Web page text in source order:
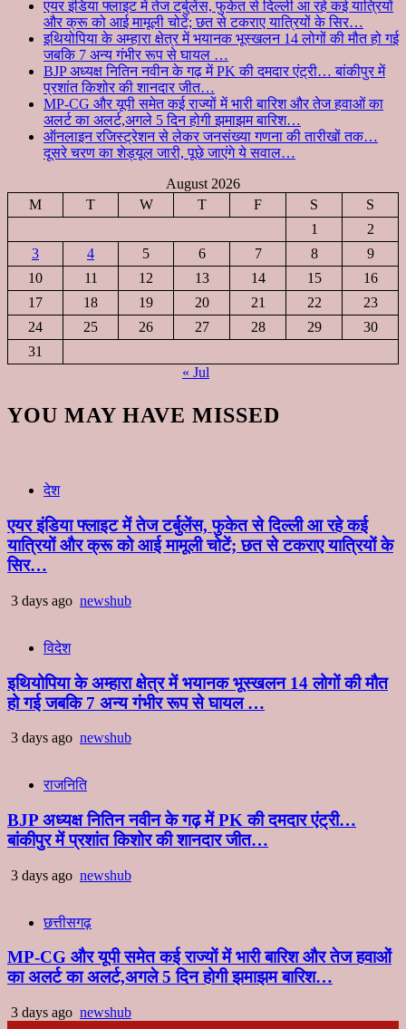
एयर इंडिया फ्लाइट में तेज टर्बुलेंस, फुकेत से दिल्ली आ रहे कई यात्रियों
और क्रू को आई मामूली चोटें; छत से टकराए यात्रियों के सिर…
इथियोपिया के अम्हारा क्षेत्र में भयानक भूस्खलन 14 लोगों की मौत हो गई
जबकि 7 अन्य गंभीर रूप से घायल …
BJP अध्यक्ष नितिन नवीन के गढ़ में PK की दमदार एंट्री… बांकीपुर में
प्रशांत किशोर की शानदार जीत…
MP-CG और यूपी समेत कई राज्यों में भारी बारिश और तेज हवाओं का
अलर्ट का अलर्ट,अगले 5 दिन होगी झमाझम बारिश…
ऑनलाइन रजिस्ट्रेशन से लेकर जनसंख्या गणना की तारीखों तक…
दूसरे चरण का शेड्यूल जारी, पूछे जाएंगे ये सवाल…
August 2026
M
T W T F S
S
1
2
3
4 5 6 7 8
9
10
11 12 13 14 15
16
17
18 19 20 21 22
23
24
25 26 27 28 29
30
31
« Jul
YOU MAY HAVE MISSED
देश
एयर इंडिया फ्लाइट में तेज टर्बुलेंस, फुकेत से दिल्ली आ रहे कई
यात्रियों और क्रू को आई मामूली चोटें; छत से टकराए यात्रियों के
सिर…
3 days ago newshub
विदेश
इथियोपिया के अम्हारा क्षेत्र में भयानक भूस्खलन 14 लोगों की मौत
हो गई जबकि 7 अन्य गंभीर रूप से घायल …
3 days ago newshub
राजनिति
BJP अध्यक्ष नितिन नवीन के गढ़ में PK की दमदार एंट्री…
बांकीपुर में प्रशांत किशोर की शानदार जीत…
3 days ago newshub
छत्तीसगढ़
MP-CG और यूपी समेत कई राज्यों में भारी बारिश और तेज हवाओं
का अलर्ट का अलर्ट,अगले 5 दिन होगी झमाझम बारिश…
3 days ago newshub